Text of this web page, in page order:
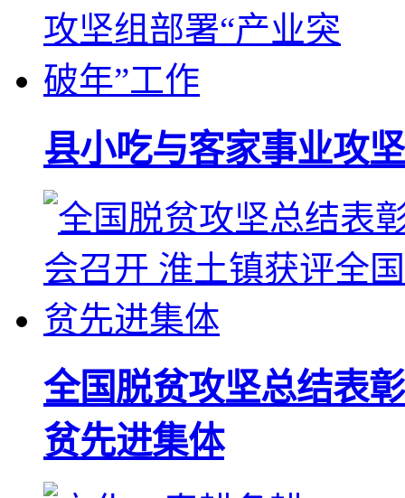
县小吃与客家事业攻
全国脱贫攻坚总结表
贫先进集体